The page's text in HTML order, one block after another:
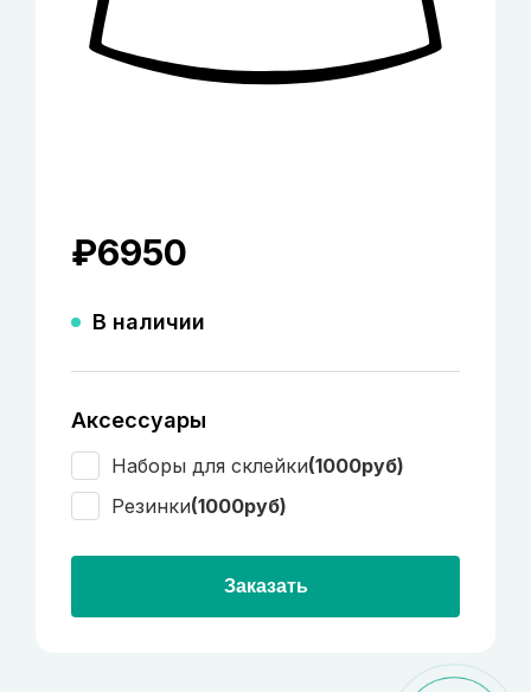
₽6950
В наличии
Аксессуары
Наборы для склейки(1000руб)
Резинки(1000руб)
Заказать